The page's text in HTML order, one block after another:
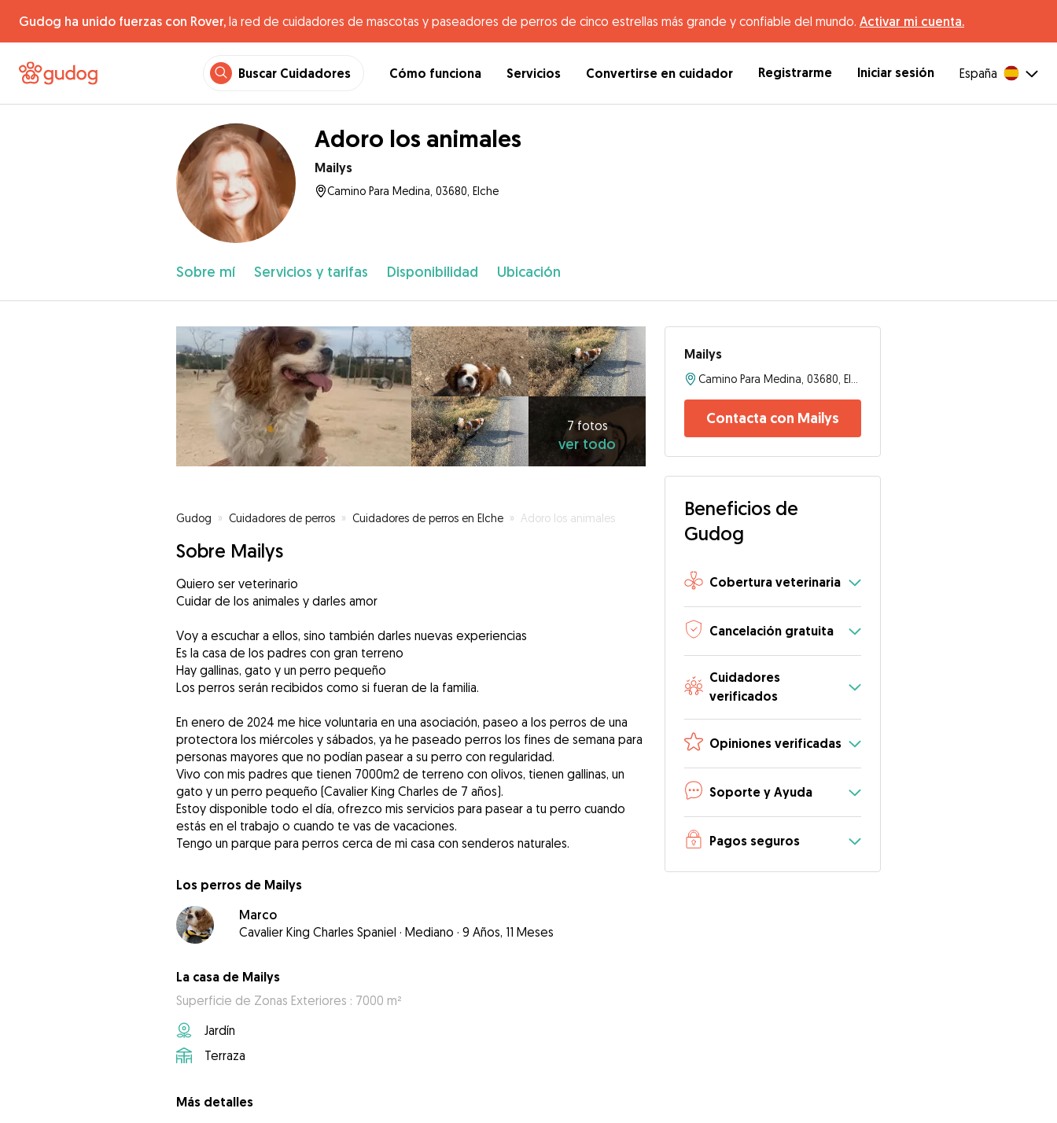
Gudog ha unido fuerzas con Rover, la red de cuidadores de mascotas y paseadores de perros de cinco estrellas más grande y confiable del mundo. Activar mi cuenta.
Buscar Cuidadores Cómo funciona Servicios Convertirse en cuidador Registrarme Iniciar sesión España
Adoro los animales
Mailys
Camino Para Medina, 03680, Elche
Sobre mí Servicios y tarifas Disponibilidad Ubicación
7 fotos
ver todo
Gudog » Cuidadores de perros » Cuidadores de perros en Elche » Adoro los animales
Sobre Mailys
Quiero ser veterinario
Cuidar de los animales y darles amor
Voy a escuchar a ellos, sino también darles nuevas experiencias
Es la casa de los padres con gran terreno
Hay gallinas, gato y un perro pequeño
Los perros serán recibidos como si fueran de la familia.
En enero de 2024 me hice voluntaria en una asociación, paseo a los perros de una
protectora los miércoles y sábados, ya he paseado perros los fines de semana para
personas mayores que no podían pasear a su perro con regularidad.
Vivo con mis padres que tienen 7000m2 de terreno con olivos, tienen gallinas, un
gato y un perro pequeño (Cavalier King Charles de 7 años).
Estoy disponible todo el día, ofrezco mis servicios para pasear a tu perro cuando
estás en el trabajo o cuando te vas de vacaciones.
Tengo un parque para perros cerca de mi casa con senderos naturales.
Los perros de Mailys
Marco
Cavalier King Charles Spaniel · Mediano · 9 Años, 11 Meses
La casa de Mailys
Superficie de Zonas Exteriores : 7000 m²
Jardín
Terraza
Más detalles
Mailys
Contacta con Mailys
Beneficios de
Gudog
Cobertura veterinaria
Cancelación gratuita
Cuidadores
verificados
Opiniones verificadas
Soporte y Ayuda
Pagos seguros